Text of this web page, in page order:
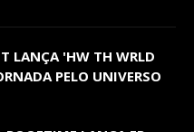
LANÇA 'HW TH WRLD
PELO UNIVERSO